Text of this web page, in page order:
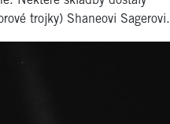
trojky) Shaneovi Sagerovi.